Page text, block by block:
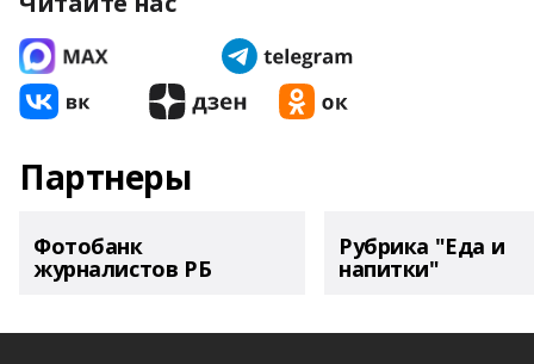
Партнеры
Фотобанк
журналистов РБ
Рубрика "Еда и
напитки"